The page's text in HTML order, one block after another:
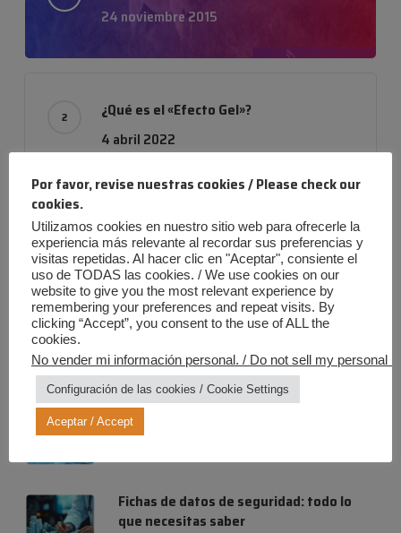
24 noviembre 2015
¿Qué es el «Efecto Gel»?
4 abril 2022
Empresa con evolución
24 noviembre 2019
Entradas más recientes
Verano Iris: ¡Diversión al máximo,
riesgos a cero!
Fichas de datos de seguridad: todo lo
que necesitas saber
Por favor, revise nuestras cookies / Please check our
cookies.
Utilizamos cookies en nuestro sitio web para ofrecerle la
experiencia más relevante al recordar sus preferencias y
visitas repetidas. Al hacer clic en "Aceptar", consiente el
uso de TODAS las cookies. / We use cookies on our
website to give you the most relevant experience by
remembering your preferences and repeat visits. By
clicking “Accept”, you consent to the use of ALL the
cookies.
No vender mi información personal. / Do not sell my personal
Configuración de las cookies / Cookie Settings
Aceptar / Accept